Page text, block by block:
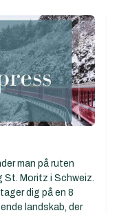
man på ruten
St. Moritz i Schweiz.
dig på en 8
landskab, der